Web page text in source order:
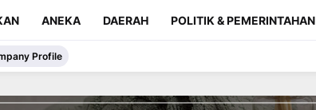
ANEKA DAERAH POLITIK & PEMERINTAHAN
Profile